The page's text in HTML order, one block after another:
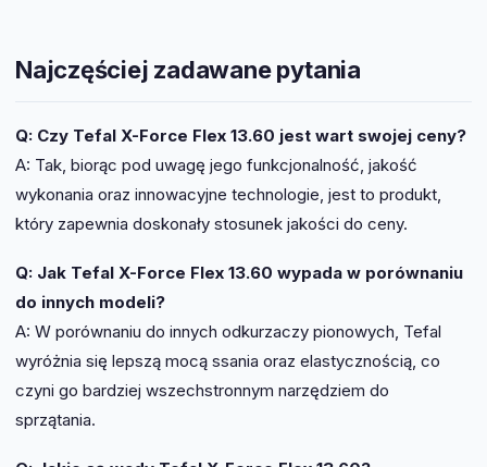
Najczęściej zadawane pytania
Q: Czy Tefal X-Force Flex 13.60 jest wart swojej ceny?
A: Tak, biorąc pod uwagę jego funkcjonalność, jakość
wykonania oraz innowacyjne technologie, jest to produkt,
który zapewnia doskonały stosunek jakości do ceny.
Q: Jak Tefal X-Force Flex 13.60 wypada w porównaniu
do innych modeli?
A: W porównaniu do innych odkurzaczy pionowych, Tefal
wyróżnia się lepszą mocą ssania oraz elastycznością, co
czyni go bardziej wszechstronnym narzędziem do
sprzątania.